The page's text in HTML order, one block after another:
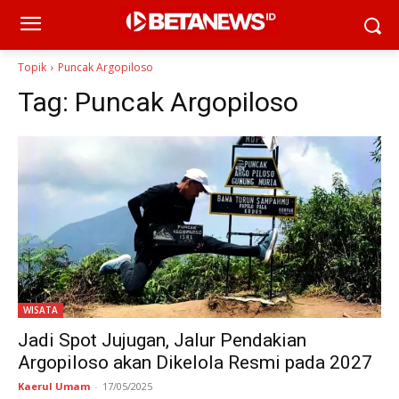
Topik Puncak Argopiloso
Tag: Puncak Argopiloso
WISATA
Jadi Spot Jujugan, Jalur Pendakian
Argopiloso akan Dikelola Resmi pada 2027
Kaerul Umam - 17/05/2025